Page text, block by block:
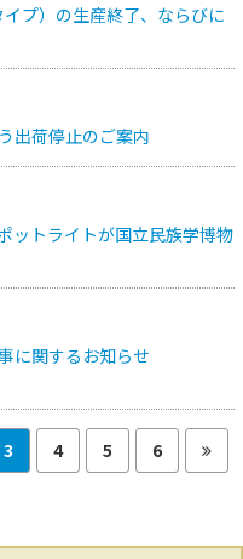
プ）の生産終了、ならびに
出荷停止のご案内
ットライトが国立民族学博物
に関するお知らせ
3 4 5 6